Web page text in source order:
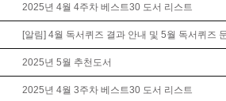
2025년 4월 4주차 베스트30 도서 리스트
[알림] 4월 독서퀴즈 결과 안내 및 5월 독서퀴즈
2025년 5월 추천도서
2025년 4월 3주차 베스트30 도서 리스트